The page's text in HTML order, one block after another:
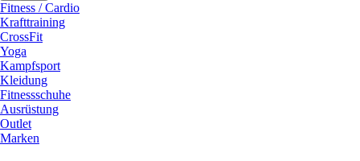
Fitness / Cardio
Krafttraining
CrossFit
Yoga
Kampfsport
Kleidung
Fitnessschuhe
Ausrüstung
Outlet
Marken